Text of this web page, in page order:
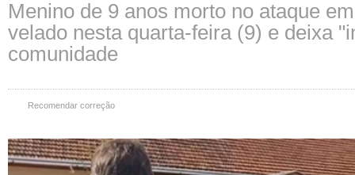
Menino de 9 anos morto no ataque
velado nesta quarta-feira (9) e deixa
comunidade
Recomendar correção